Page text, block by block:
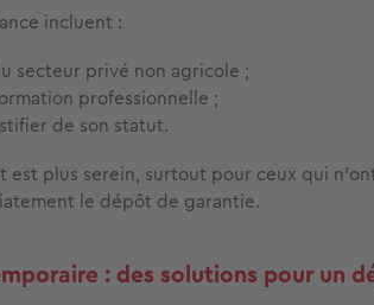
incluent :
secteur privé non agricole ;
professionnelle ;
de son statut.
plus serein, surtout pour ceux qui
le dépôt de garantie.
: des solutions pour un